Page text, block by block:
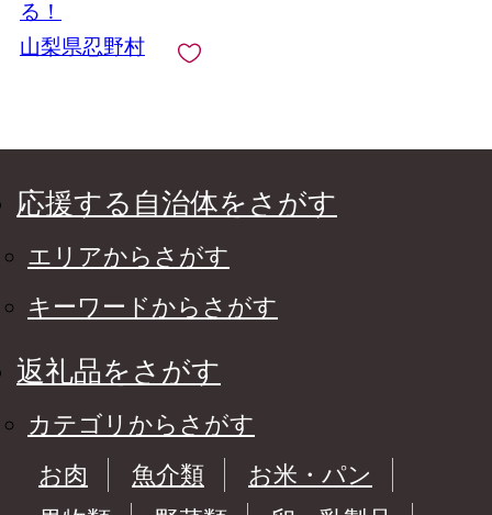
る！
山梨県忍野村
応援する自治体をさがす
エリアからさがす
キーワードからさがす
返礼品をさがす
カテゴリからさがす
お肉
魚介類
お米・パン